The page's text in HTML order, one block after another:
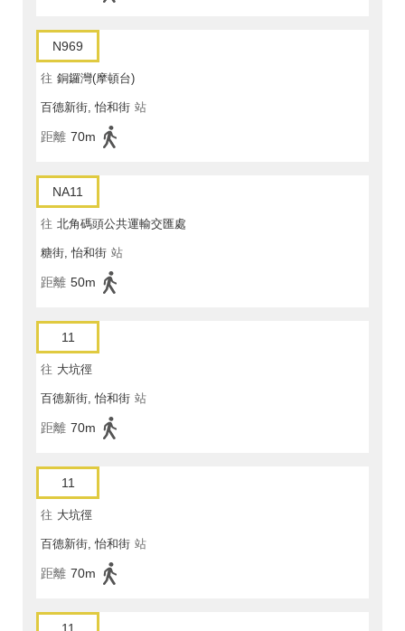
N969
往 銅鑼灣(摩頓台)
百德新街, 怡和街 站
距離 70m
NA11
往 北角碼頭公共運輸交匯處
糖街, 怡和街 站
距離 50m
11
往 大坑徑
百德新街, 怡和街 站
距離 70m
11
往 大坑徑
百德新街, 怡和街 站
距離 70m